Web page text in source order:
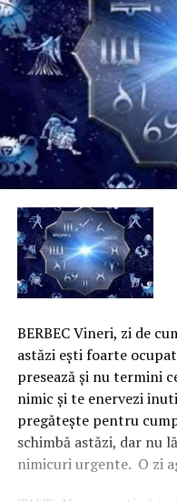
BERBEC Vineri, zi de
astăzi eşti foarte
presează şi nu termini
nimic şi te enervezi
pregăteşte pentru
schimbă astăzi, dar nu
nimicuri urgente. O zi